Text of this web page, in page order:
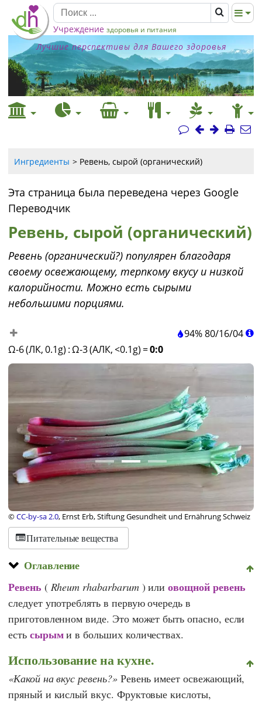
Учреждение здоровья и питания
Лучшие перспективы для Вашего здоровья
Ингредиенты Ревень, сырой (органический)
Эта страница была переведена через Google
Переводчик
Ревень, сырой (органический)
Ревень (органический?) популярен благодаря
своему освежающему, терпкому вкусу и низкой
калорийности. Можно есть сырыми
небольшими порциями.
94%80/16/04
Ω-6 (ЛК, 0.1g) :Ω-3 (АЛК, <0.1g) =0:0
©CC-by-sa 2.0, Ernst Erb, Stiftung Gesundheit und Ernährung Schweiz
Питательные вещества
Оглавление
Ревень ( Rheum rhabarbarum) илиовощной ревень
следует употреблять в первую очередь в
приготовленном виде. Это может быть опасно, если
есть сырыми в больших количествах.
Использование на кухне.
Какой на вкус ревень? Ревень имеет освежающий,
пряный и кислый вкус. Фруктовые кислоты,